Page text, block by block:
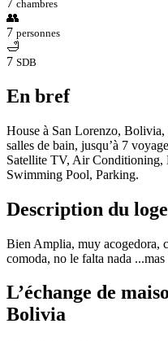
chambres
👥
7 personnes
🛁
7 SDB
En bref
House à San Lorenzo,
salles de bain, jusqu’à 7
Satellite TV, Air
Swimming Pool, Parking.
Description du
Bien Amplia, muy acogedora,
comoda, no le falta nada
L’échange de
Bolivia